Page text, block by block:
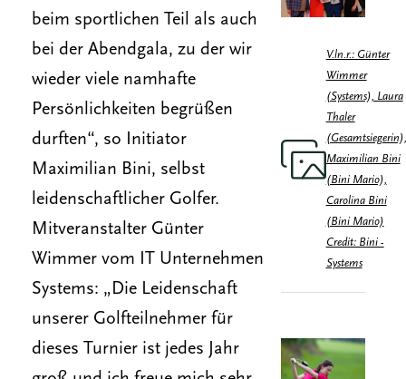
beim sportlichen Teil als auch
bei der Abendgala, zu der wir
wieder viele namhafte
Persönlichkeiten begrüßen
durften“, so Initiator
Maximilian Bini, selbst
leidenschaftlicher Golfer.
Mitveranstalter Günter
Wimmer vom IT Unternehmen
Systems: „Die Leidenschaft
unserer Golfteilnehmer für
dieses Turnier ist jedes Jahr
V.ln.r.: Günter
Wimmer
(Systems), Laura
Thaler
(Gesamtsiegerin),
Maximilian Bini
(Bini Mario),
Carolina Bini
(Bini Mario)
Credit: Bini -
Systems